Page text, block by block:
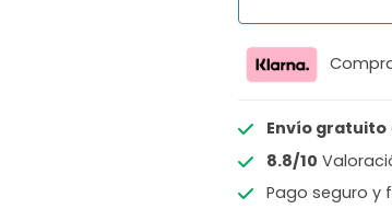
Envío gratuito
8.8/10
Pago seguro y